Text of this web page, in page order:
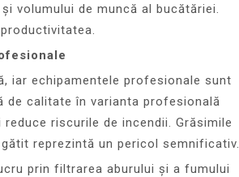
volumului de muncă al bucătăriei.
iar echipamentele profesionale sunt
de calitate în varianta profesională
riscurile de incendii. Grăsimile
reprezintă un pericol semnificativ.
prin filtrarea aburului și a fumului